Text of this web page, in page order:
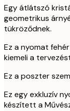
Egy átlátszó
geometrikus
tükröződnek.
Ez a nyomat
kiemeli a
Ez a poszter
Ez egy exkluzív
készített a